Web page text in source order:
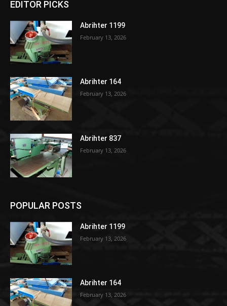
EDITOR PICKS
Abrihter 1199
February 13, 2026
Abrihter 164
February 13, 2026
Abrihter 837
February 13, 2026
POPULAR POSTS
Abrihter 1199
February 13, 2026
Abrihter 164
February 13, 2026